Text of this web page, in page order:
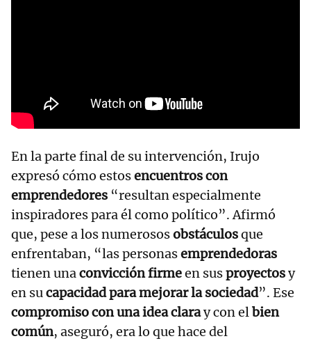
En la parte final de su intervención, Irujo
expresó cómo estosencuentros con
emprendedores “resultan especialmente
inspiradores para él como político”. Afirmó
que, pese a los numerososobstáculosque
enfrentaban, “las personasemprendedoras
tienen unaconvicción firmeen susproyectosy
en sucapacidad para mejorar la sociedad”. Ese
compromiso con una idea claray con elbien
común, aseguró, era lo que hace del